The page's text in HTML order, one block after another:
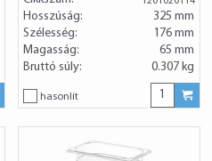
Hosszúság:
325 mm
Szélesség:
176 mm
Magasság:
65 mm
Bruttó súly:
0.307 kg
hasonlít